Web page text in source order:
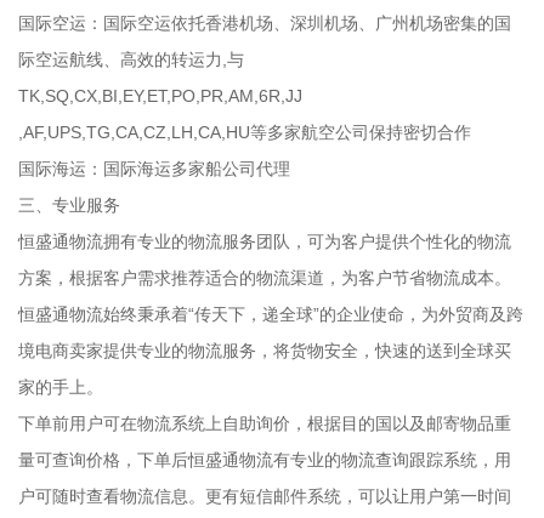
国际空运：国际空运依托香港机场、深圳机场、广州机场密集的国
际空运航线、高效的转运力,与
TK,SQ,CX,BI,EY,ET,PO,PR,AM,6R,JJ
,AF,UPS,TG,CA,CZ,LH,CA,HU等多家航空公司保持密切合作
国际海运：国际海运多家船公司代理
三、专业服务
恒盛通物流拥有专业的物流服务团队，可为客户提供个性化的物流
方案，根据客户需求推荐适合的物流渠道，为客户节省物流成本。
恒盛通物流始终秉承着“传天下，递全球”的企业使命，为外贸商及跨
境电商卖家提供专业的物流服务，将货物安全，快速的送到全球买
家的手上。
下单前用户可在物流系统上自助询价，根据目的国以及邮寄物品重
量可查询价格，下单后恒盛通物流有专业的物流查询跟踪系统，用
户可随时查看物流信息。更有短信邮件系统，可以让用户第一时间